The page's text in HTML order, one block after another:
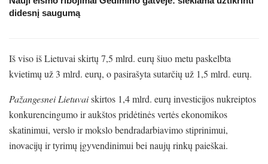
didesnį saugumą
Iš viso iš Lietuvai skirtų 7,5 mlrd. eurų šiuo metu paskelbta
kvietimų už 3 mlrd. eurų, o pasirašyta sutarčių už 1,5 mlrd. eurų.
Pažangesnei Lietuvaiskirtos 1,4 mlrd. eurų investicijos nukreiptos
konkurencingumo ir aukštos pridėtinės vertės ekonomikos
skatinimui, verslo ir mokslo bendradarbiavimo stiprinimui,
inovacijų ir tyrimų įgyvendinimui bei naujų rinkų paieškai.